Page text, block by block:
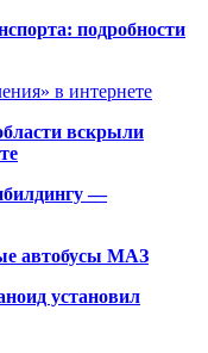
подробности
в интернете
вскрыли
—
автобусы МАЗ
установил